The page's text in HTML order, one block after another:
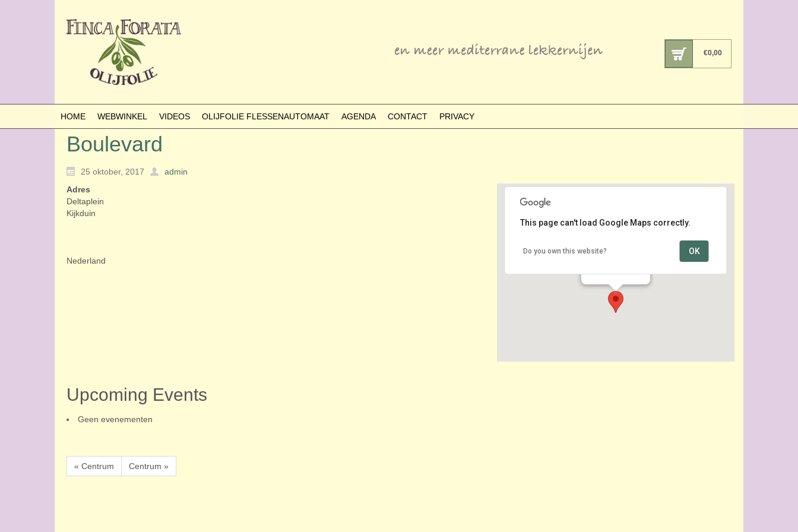
€0,00
HOME WEBWINKEL VIDEOS OLIJFOLIE FLESSENAUTOMAAT AGENDA CONTACT PRIVACY
Boulevard
25 oktober, 2017 admin
Boulevard
This page can't load Google Maps correctly.
Do you own this website? OK
Adres
Deltaplein
Kijkduin
Nederland
Upcoming Events
Geen evenementen
« Centrum Centrum »